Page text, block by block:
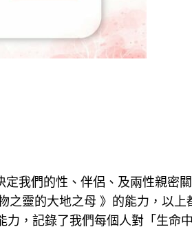
我們的性、伴侶、及兩性親密
之靈的大地之母 》的能力，以
，記錄了我們每個人對「生命